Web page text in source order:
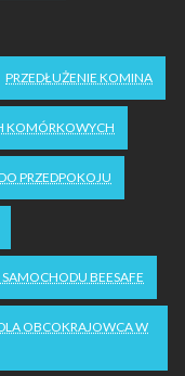
PRZEDŁUŻENIE KOMINA
KOMÓRKOWYCH
PRZEDPOKOJU
BEESAFE
OBCOKRAJOWCA W